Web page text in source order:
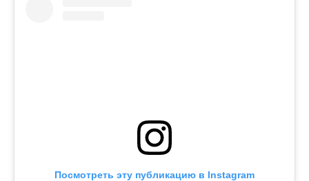
Посмотреть эту публикацию в Instagram